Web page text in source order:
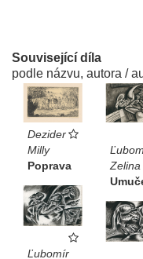
Související díla
podle názvu, autora /
Dezider
Milly
Poprava
Zelina
Ľubomír